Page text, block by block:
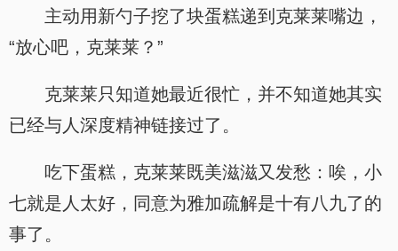
主动用新勺子挖了块蛋糕递到克莱莱嘴边，
“放心吧，克莱莱？”
克莱莱只知道她最近很忙，并不知道她其实
已经与人深度精神链接过了。
吃下蛋糕，克莱莱既美滋滋又发愁：唉，小
七就是人太好，同意为雅加疏解是十有八九了的
事了。